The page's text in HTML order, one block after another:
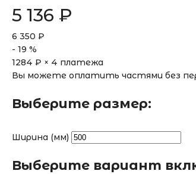
5 136 ₽
6 350 ₽
- 19 %
1284 ₽ × 4 платежа
Вы можете оплатить частями без
Выберите размер:
Ширина (мм)
Выберите вариант